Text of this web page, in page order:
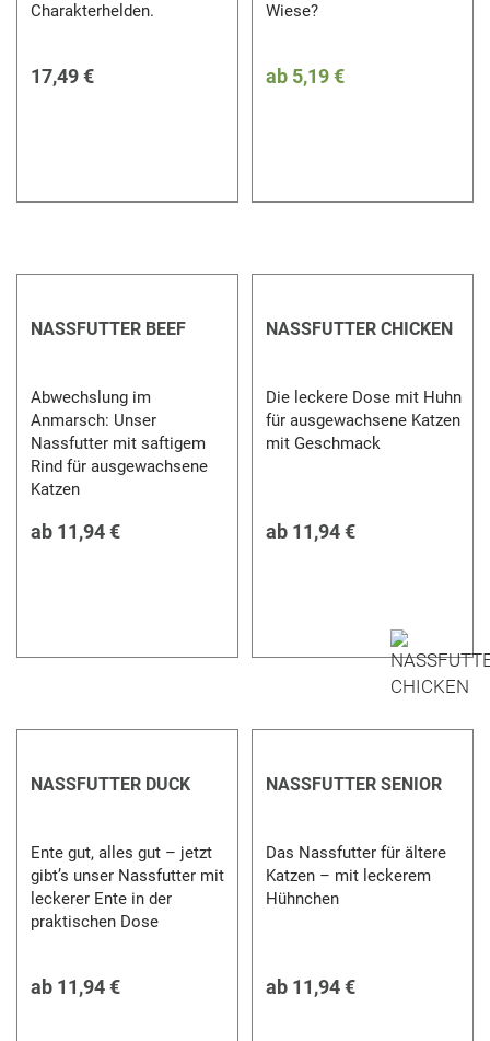
Charakterhelden.
17,49 €
Wiese?
ab 5,19 €
NASSFUTTER BEEF
Abwechslung im
Anmarsch: Unser
Nassfutter mit saftigem
Rind für ausgewachsene
Katzen
ab 11,94 €
NASSFUTTER CHICKEN
Die leckere Dose mit Huhn
für ausgewachsene Katzen
mit Geschmack
ab 11,94 €
NASSFUTTER DUCK
Ente gut, alles gut – jetzt
gibt’s unser Nassfutter mit
leckerer Ente in der
praktischen Dose
ab 11,94 €
NASSFUTTER SENIOR
Das Nassfutter für ältere
Katzen – mit leckerem
Hühnchen
ab 11,94 €